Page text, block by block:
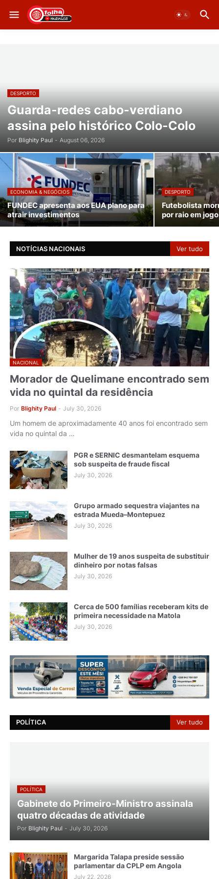
DESPORTO
Guarda-redes cabo-verdiano
assina pelo histórico Colo-Colo
Por Blighity Paul - August 06, 2026
ECONOMIA & NEGÓCIOS
FUNDEC apresenta aos EUA plano para
atrair investimentos
DESPORTO
Futebolista
por raio em
NOTÍCIAS NACIONAIS Ver tudo
NACIONAL
Morador de Quelimane encontrado sem
vida no quintal da residência
Por Blighity Paul - July 30, 2026
Um homem de aproximadamente 40 anos foi encontrado sem
vida no quintal da …
PGR e SERNIC desmantelam esquema
sob suspeita de fraude fiscal
July 30, 2026
Grupo armado sequestra viajantes na
estrada Mueda–Montepuez
July 30, 2026
Mulher de 19 anos suspeita de substituir
dinheiro por notas falsas
July 30, 2026
Cerca de 500 famílias receberam kits de
primeira necessidade na Matola
July 30, 2026
POLÍTICA Ver tudo
POLÍTICA
Gabinete do Primeiro-Ministro assinala
quatro décadas de atividade
Por Blighity Paul - July 30, 2026
Margarida Talapa preside sessão
parlamentar da CPLP em Angola
July 22, 2026